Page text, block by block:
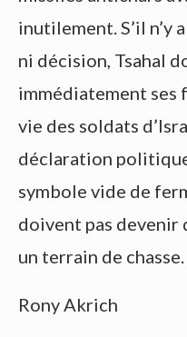
inutilement. S’il
ni décision, Tsahal
immédiatement ses
vie des soldats
déclaration
symbole vide de
doivent pas devenir
un terrain de chasse.
Rony Akrich